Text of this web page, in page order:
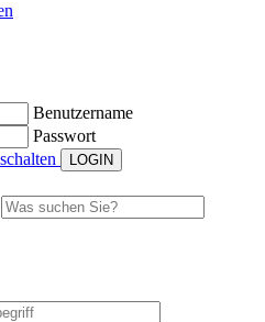
Benutzername
Passwort